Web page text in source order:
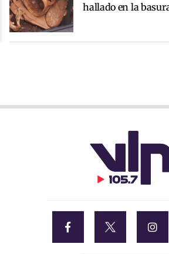
hallado en la